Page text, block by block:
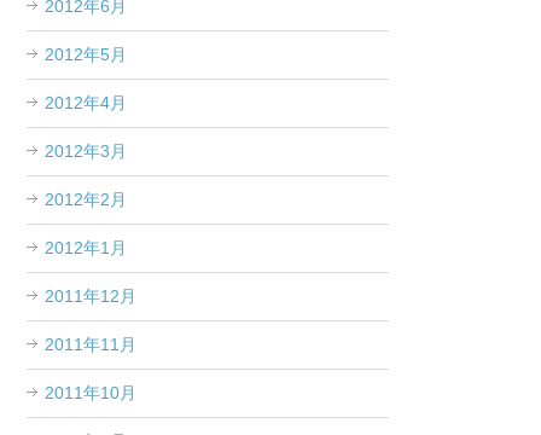
2012年6月
2012年5月
2012年4月
2012年3月
2012年2月
2012年1月
2011年12月
2011年11月
2011年10月